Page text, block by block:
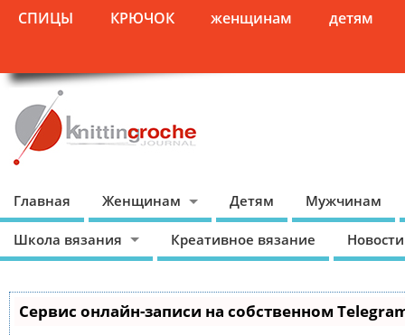
СПИЦЫ КРЮЧОК женщинам детям
Главная Женщинам Детям Мужчинам
Школа вязания Креативное вязание
Сервис онлайн-записи на собственном